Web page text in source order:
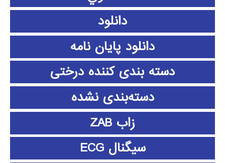
دانلود
دانلود پايان نامه
دسته بندی کننده درختی
دسته‌بندی نشده
زاب ZAB
سیگنال ECG